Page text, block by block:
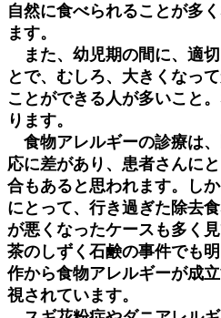
自然に食べられることが多
ます。
また、幼児期の間に、適
とで、むしろ、大きくなっ
ことができる人が多いこと
ります。
食物アレルギーの診療は
応に差があり、患者さんに
合もあると思われます。し
にとって、行き過ぎた除去
が悪くなったケースも多く見
茶のしずく石鹸の事件でも
作から食物アレルギーが成
視されています。